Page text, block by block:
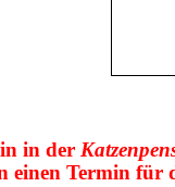
in der
einen Termin für